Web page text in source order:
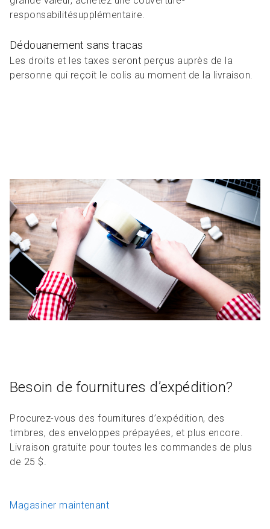
responsabilitésupplémentaire.
Dédouanement sans tracas
Les droits et les taxes seront perçus auprès de la
personne qui reçoit le colis au moment de la livraison.
Besoin de fournitures d’expédition?
Procurez-vous des fournitures d’expédition, des
timbres, des enveloppes prépayées, et plus encore.
Livraison gratuite pour toutes les commandes de plus
de 25 $.
Magasiner maintenant